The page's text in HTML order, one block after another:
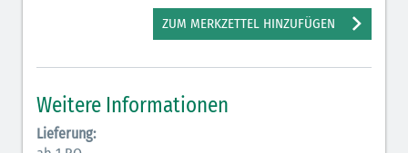
Antiarrhythmika (rot-blau)
Bronchodilatatoren (blau-braun)
Hormone (braun-beige)
ZUM MERKZETTEL HINZUFÜGEN
Weitere Informationen
Lieferung: